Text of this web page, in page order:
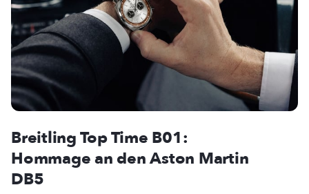
Breitling Top Time B01:
Hommage an den Aston Martin
DB5